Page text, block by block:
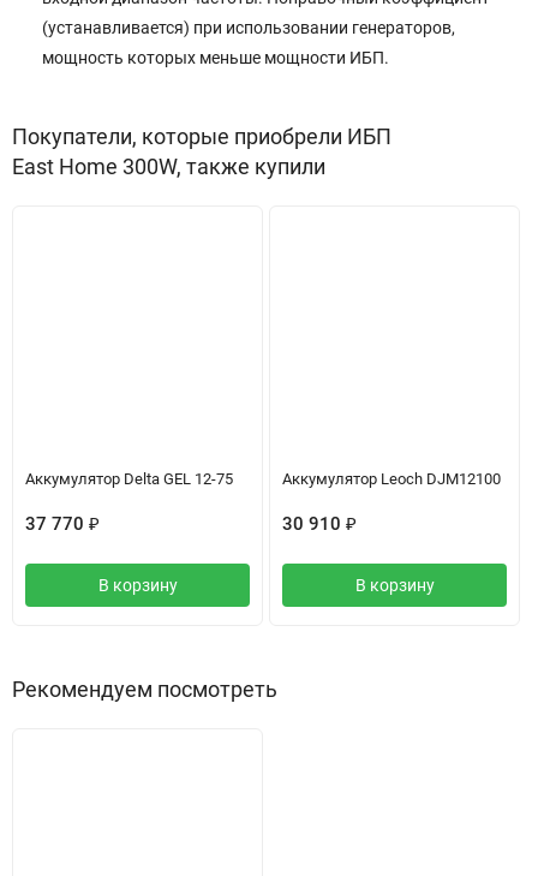
(устанавливается) при использовании генераторов,
мощность которых меньше мощности ИБП.
Покупатели, которые приобрели ИБП
East Home 300W, также купили
Аккумулятор Delta GEL 12-75
37 770 ₽
В корзину
Аккумулятор Leoch DJM12100
30 910 ₽
В корзину
Рекомендуем посмотреть